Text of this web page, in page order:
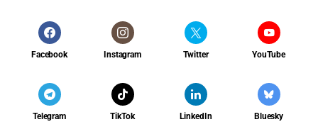
Facebook Instagram Twitter YouTube
Telegram TikTok LinkedIn Bluesky